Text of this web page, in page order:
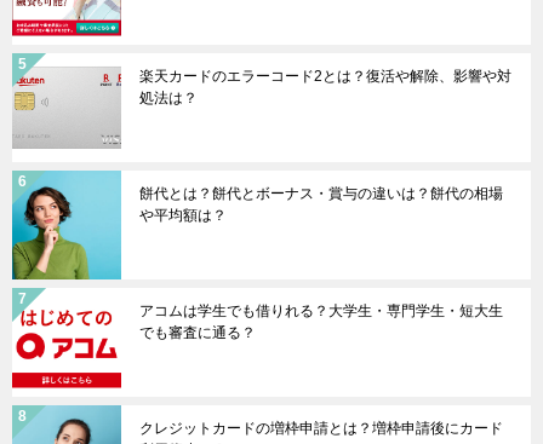
楽天カードのエラーコード2とは？復活や解除、影響や対
処法は？
餅代とは？餅代とボーナス・賞与の違いは？餅代の相場
や平均額は？
アコムは学生でも借りれる？大学生・専門学生・短大生
でも審査に通る？
クレジットカードの増枠申請とは？増枠申請後にカード